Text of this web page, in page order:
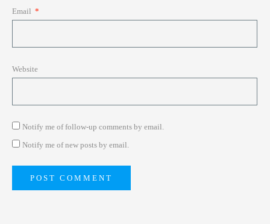
Email *
Website
Notify me of follow-up comments by email.
Notify me of new posts by email.